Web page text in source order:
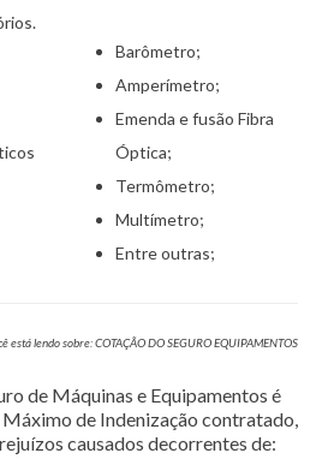
Barômetro;
Amperímetro;
Emenda e fusão Fibra
Óptica;
Termômetro;
Multímetro;
Entre outras;
está lendo sobre: COTAÇÃO DO SEGURO EQUIPAMENTOS
de Máquinas e Equipamentos é
de Indenização contratado,
causados decorrentes de: